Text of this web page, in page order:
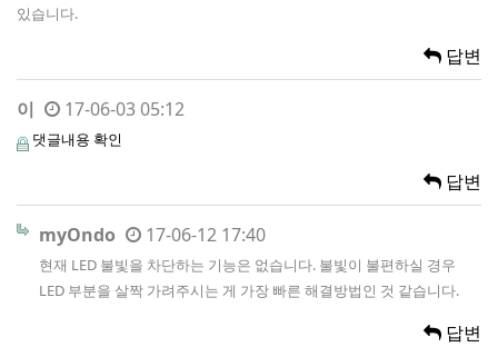
있습니다.
답변
이 17-06-03 05:12
댓글내용 확인
답변
myOndo 17-06-12 17:40
현재 LED 불빛을 차단하는 기능은 없습니다. 불빛이 불편하실 경우
LED 부분을 살짝 가려주시는 게 가장 빠른 해결방법인 것 같습니다.
답변